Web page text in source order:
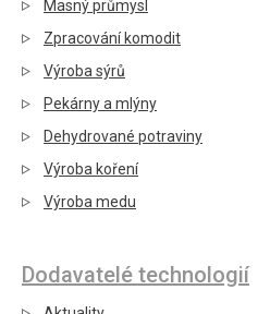
Masný průmysl
Zpracování komodit
Výroba sýrů
Pekárny a mlýny
Dehydrované potraviny
Výroba koření
Výroba medu
Dodavatelé technologií